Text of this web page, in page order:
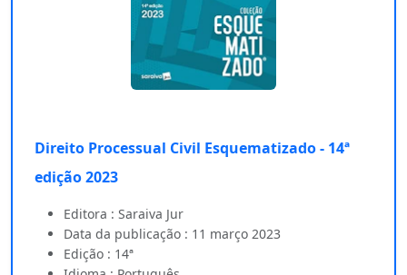
Direito Processual Civil Esquematizado - 14ª
edição 2023
Editora : Saraiva Jur
Data da publicação : 11 março 2023
Edição : 14ª